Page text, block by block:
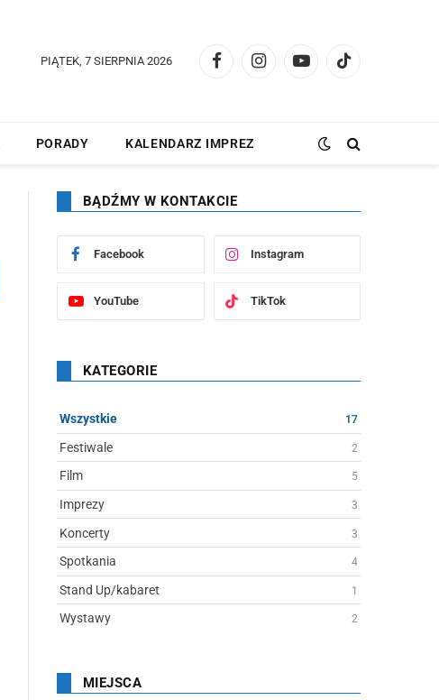
PIĄTEK, 7 SIERPNIA 2026
FacebookInstagramYouTubeTikTok
PORADY KALENDARZ IMPREZ
BĄDŹMY W KONTAKCIE
Facebook Instagram
YouTube TikTok
KATEGORIE
Wszystkie 17
Festiwale 2
Film 5
Imprezy 3
Koncerty 3
Spotkania 4
Stand Up/kabaret 1
Wystawy 2
MIEJSCA